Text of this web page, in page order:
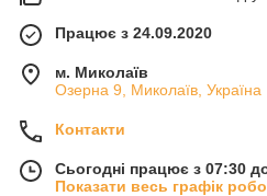
Працює з 24.09.2020
м. Миколаїв
Озерна 9, Миколаїв, Україна
Контакти
Сьогодні працює з 07:30
Показати весь графік